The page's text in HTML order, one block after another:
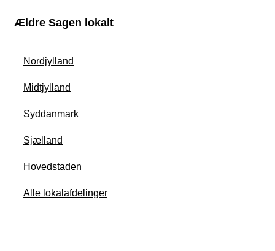
Ældre Sagen lokalt
Nordjylland
Midtjylland
Syddanmark
Sjælland
Hovedstaden
Alle lokalafdelinger